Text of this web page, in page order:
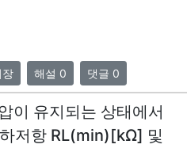
장 해설 0 댓글 0
이 유지되는 상태에서
저항 RL(min)[kΩ] 및